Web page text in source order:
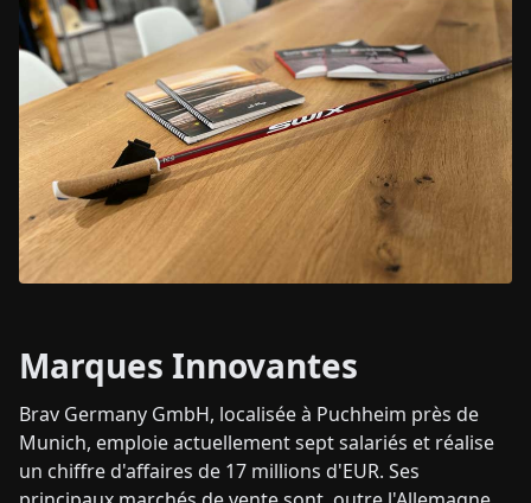
Marques Innovantes
Brav Germany GmbH, localisée à Puchheim près de
Munich, emploie actuellement sept salariés et réalise
un chiffre d'affaires de 17 millions d'EUR. Ses